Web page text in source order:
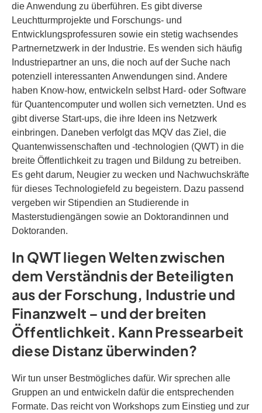
die Anwendung zu überführen. Es gibt diverse
Leuchtturmprojekte und Forschungs- und
Entwicklungsprofessuren sowie ein stetig wachsendes
Partnernetzwerk in der Industrie. Es wenden sich häufig
Industriepartner an uns, die noch auf der Suche nach
potenziell interessanten Anwendungen sind. Andere
haben Know-how, entwickeln selbst Hard- oder Software
für Quantencomputer und wollen sich vernetzten. Und es
gibt diverse Start-ups, die ihre Ideen ins Netzwerk
einbringen. Daneben verfolgt das MQV das Ziel, die
Quantenwissenschaften und -technologien (QWT) in die
breite Öffentlichkeit zu tragen und Bildung zu betreiben.
Es geht darum, Neugier zu wecken und Nachwuchskräfte
für dieses Technologiefeld zu begeistern. Dazu passend
vergeben wir Stipendien an Studierende in
Masterstudiengängen sowie an Doktorandinnen und
Doktoranden.
In QWT liegen Welten zwischen
dem Verständnis der Beteiligten
aus der Forschung, Industrie und
Finanzwelt – und der breiten
Öffentlichkeit. Kann Pressearbeit
diese Distanz überwinden?
Wir tun unser Bestmögliches dafür. Wir sprechen alle
Gruppen an und entwickeln dafür die entsprechenden
Formate. Das reicht von Workshops zum Einstieg und zur